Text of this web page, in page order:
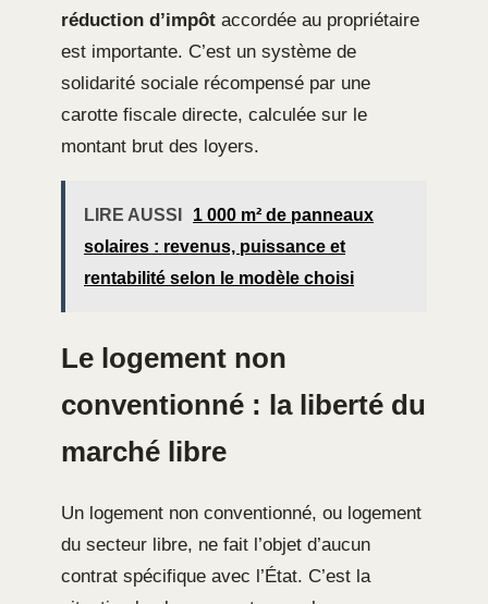
réduction d’impôt accordée au propriétaire
est importante. C’est un système de
solidarité sociale récompensé par une
carotte fiscale directe, calculée sur le
montant brut des loyers.
LIRE AUSSI
1 000 m² de panneaux
solaires : revenus, puissance et
rentabilité selon le modèle choisi
Le logement non
conventionné : la liberté du
marché libre
Un logement non conventionné, ou logement
du secteur libre, ne fait l’objet d’aucun
contrat spécifique avec l’État. C’est la